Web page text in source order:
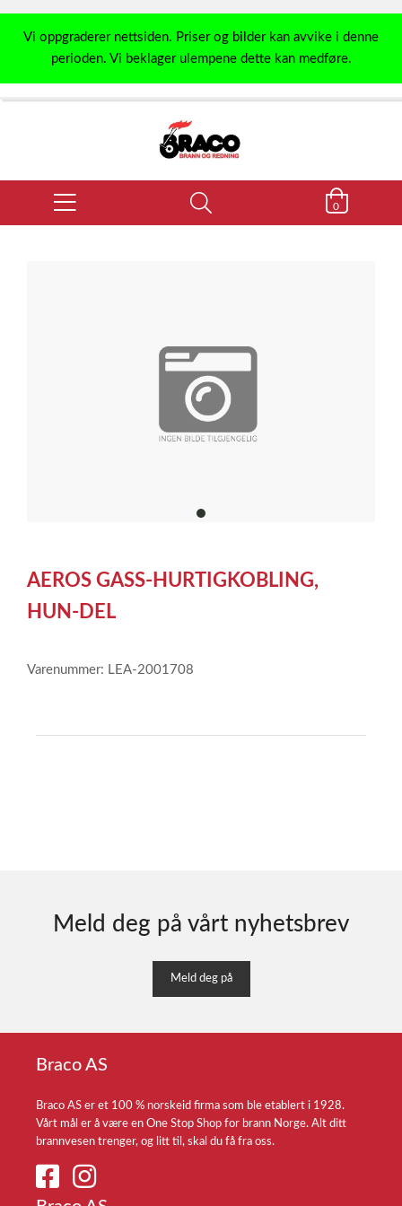
Vi oppgraderer nettsiden. Priser og bilder kan avvike i denne
perioden. Vi beklager ulempene dette kan medføre.
0
item
of
1
AEROS GASS-HURTIGKOBLING,
HUN-DEL
Varenummer: LEA-2001708
Meld deg på vårt nyhetsbrev
Meld deg på
Braco AS
Braco AS er et 100 % norskeid firma som ble etablert i 1928.
Vårt mål er å være en One Stop Shop for brann Norge. Alt ditt
brannvesen trenger, og litt til, skal du få fra oss.